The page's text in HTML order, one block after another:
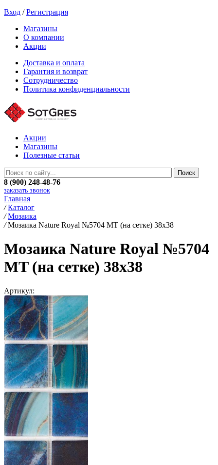
Вход /Регистрация
Магазины
О компании
Акции
Доставка и оплата
Гарантия и возврат
Сотрудничество
Политика конфиденциальности
Акции
Магазины
Полезные статьи
8 (900) 248-48-76
заказать звонок
Главная
/ Каталог
/ Мозаика
/ Мозаика Nature Royal №5704 MT (на сетке) 38x38
Мозаика Nature Royal №5704
MT (на сетке) 38x38
Артикул: